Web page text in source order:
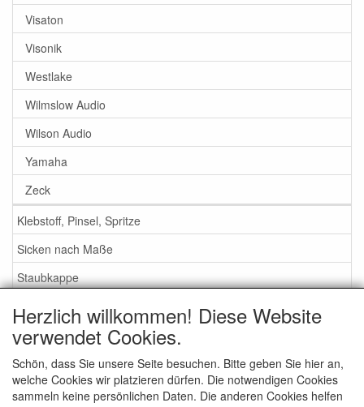
Visaton
Visonik
Westlake
Wilmslow Audio
Wilson Audio
Yamaha
Zeck
Klebstoff, Pinsel, Spritze
Sicken nach Maße
Staubkappe
Service
Schaumstoff oder Gummi Sicken?
Herzlich willkommen! Diese Website
verwendet Cookies.
Schön, dass Sie unsere Seite besuchen. Bitte geben Sie hier an,
welche Cookies wir platzieren dürfen. Die notwendigen Cookies
sammeln keine persönlichen Daten. Die anderen Cookies helfen